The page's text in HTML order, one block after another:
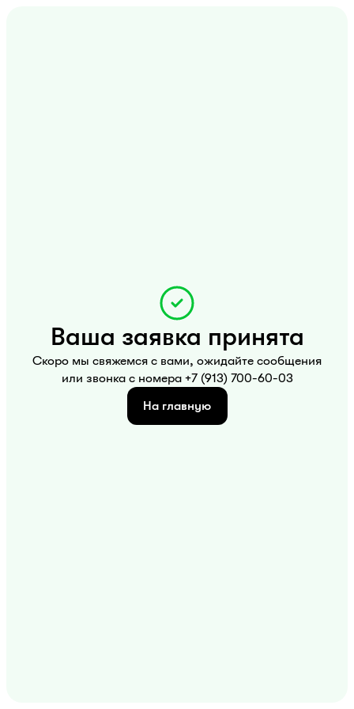
Ваша заявка принята
Скоро мы свяжемся с вами, ожидайте сообщения
или звонка с номера +7 (913) 700-60-03
На главную